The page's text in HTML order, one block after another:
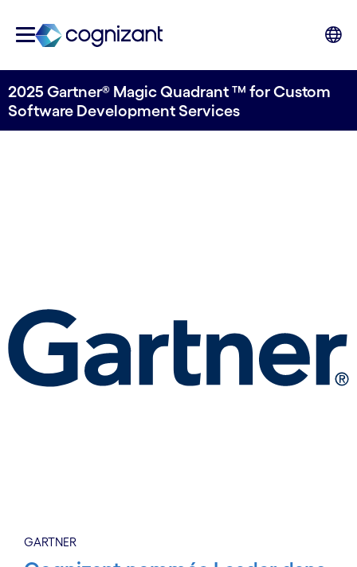
2025 Gartner® Magic Quadrant ™ for Custom
Software Development Services
GARTNER